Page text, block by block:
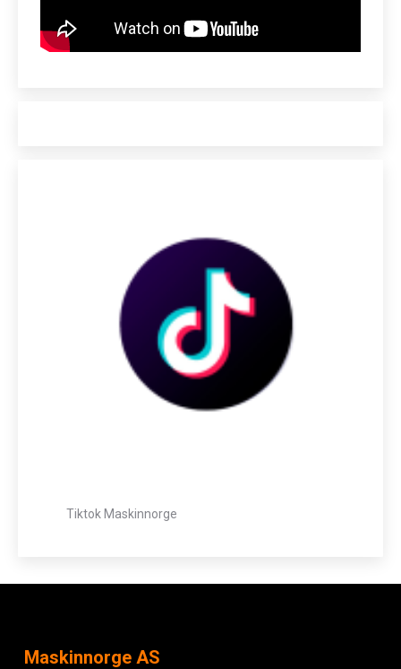
Tiktok Maskinnorge
Maskinnorge AS